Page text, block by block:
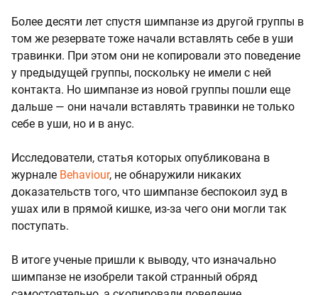
Более десяти лет спустя шимпанзе из другой группы в
том же резервате тоже начали вставлять себе в уши
травинки. При этом они не копировали это поведение
у предыдущей группы, поскольку не имели с ней
контакта. Но шимпанзе из новой группы пошли еще
дальше — они начали вставлять травинки не только
себе в уши, но и в анус.
Исследователи, статья которых опубликована в
журнале Behaviour, не обнаружили никаких
доказательств того, что шимпанзе беспокоил зуд в
ушах или в прямой кишке, из-за чего они могли так
поступать.
В итоге ученые пришли к выводу, что изначально
шимпанзе не изобрели такой странный обряд